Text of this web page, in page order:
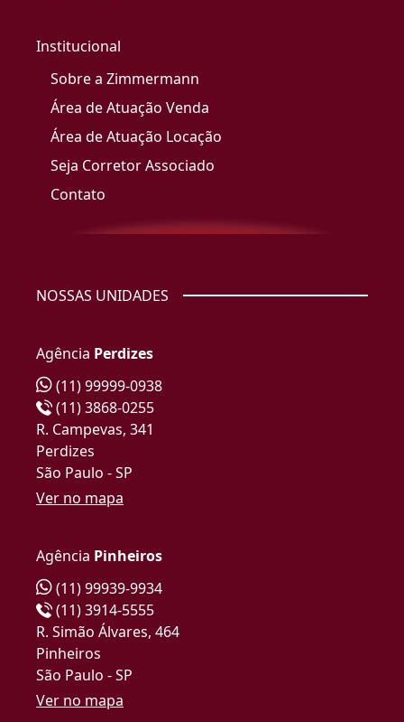
Institucional
Sobre a Zimmermann
Área de Atuação Venda
Área de Atuação Locação
Seja Corretor Associado
Contato
NOSSAS UNIDADES
Agência Perdizes
(11) 99999-0938
(11) 3868-0255
R. Campevas, 341
Perdizes
São Paulo - SP
Ver no mapa
Agência Pinheiros
(11) 99939-9934
(11) 3914-5555
R. Simão Álvares, 464
Pinheiros
São Paulo - SP
Ver no mapa